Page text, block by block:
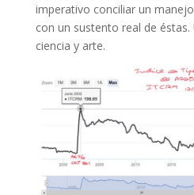
imperativo conciliar un
con un sustento real de
ciencia y arte.